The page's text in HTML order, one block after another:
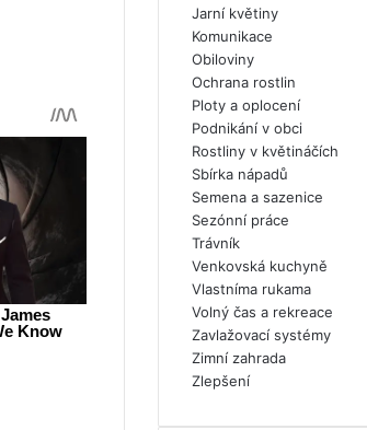
Jarní květiny
Komunikace
Obiloviny
Ochrana rostlin
Ploty a oplocení
Podnikání v obci
Rostliny v květináčích
Sbírka nápadů
Semena a sazenice
Sezónní práce
Trávník
Venkovská kuchyně
Vlastníma rukama
Volný čas a rekreace
Zavlažovací systémy
Zimní zahrada
Zlepšení